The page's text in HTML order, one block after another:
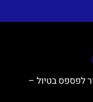
לפספס בטיול –